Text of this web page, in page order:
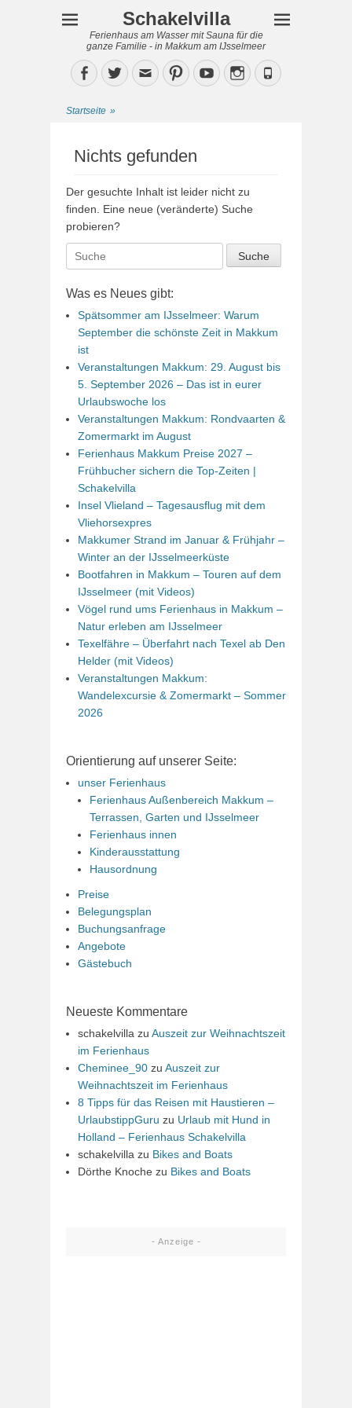
Schakelvilla
Ferienhaus am Wasser mit Sauna für die
ganze Familie - in Makkum am IJsselmeer
Facebook
TwitterEmailPinterestYouTubeInstagram
Phone
Startseite »
Nichts gefunden
Der gesuchte Inhalt ist leider nicht zu
finden. Eine neue (veränderte) Suche
probieren?
Suche
nach:
Was es Neues gibt:
Spätsommer am IJsselmeer: Warum
September die schönste Zeit in Makkum
ist
Veranstaltungen Makkum: 29. August bis
5. September 2026 – Das ist in eurer
Urlaubswoche los
Veranstaltungen Makkum: Rondvaarten &
Zomermarkt im August
Ferienhaus Makkum Preise 2027 –
Frühbucher sichern die Top-Zeiten |
Schakelvilla
Insel Vlieland – Tagesausflug mit dem
Vliehorsexpres
Makkumer Strand im Januar & Frühjahr –
Winter an der IJsselmeerküste
Bootfahren in Makkum – Touren auf dem
IJsselmeer (mit Videos)
Vögel rund ums Ferienhaus in Makkum –
Natur erleben am IJsselmeer
Texelfähre – Überfahrt nach Texel ab Den
Helder (mit Videos)
Veranstaltungen Makkum:
Wandelexcursie & Zomermarkt – Sommer
2026
Orientierung auf unserer Seite:
unser Ferienhaus
Ferienhaus Außenbereich Makkum –
Terrassen, Garten und IJsselmeer
Ferienhaus innen
Kinderausstattung
Hausordnung
Preise
Belegungsplan
Buchungsanfrage
Angebote
Gästebuch
Neueste Kommentare
schakelvilla zu Auszeit zur Weihnachtszeit
im Ferienhaus
Cheminee_90 zu Auszeit zur
Weihnachtszeit im Ferienhaus
8 Tipps für das Reisen mit Haustieren –
UrlaubstippGuru zu Urlaub mit Hund in
Holland – Ferienhaus Schakelvilla
schakelvilla zu Bikes and Boats
Dörthe Knoche zu Bikes and Boats
- Anzeige -